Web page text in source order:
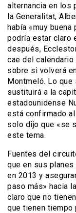
alternancia en los
la Generalitat,
había «muy
podría estar claro
después,
cae del calendario
sobre si volverá
Montmeló. Lo que
sustituirá a la
estadounidense
está confirmado
solo dijo que «se
este tema.
Fuentes del
que en sus planes
en 2013 y
paso más» hacia
claro que no
que tienen tiempo